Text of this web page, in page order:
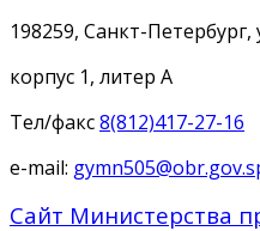
198259, Санкт-
корпус 1, литер А
Тел/факс8(812)417-27-16
e-mail:
Сайт Министерства